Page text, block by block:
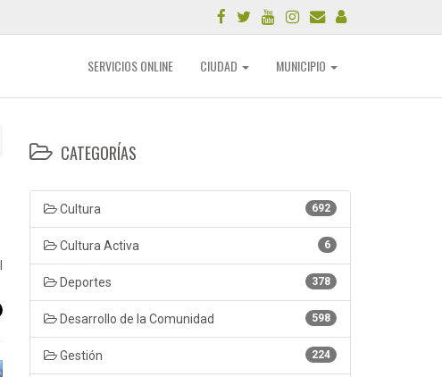
SERVICIOS ONLINE CIUDAD MUNICIPIO
CATEGORÍAS
692
Cultura
6
Cultura Activa
378
Deportes
598
Desarrollo de la Comunidad
224
Gestión